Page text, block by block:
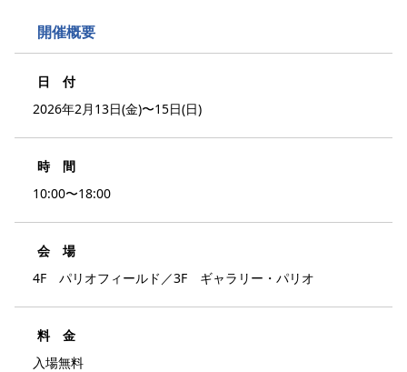
開催概要
日 付
2026年2月13日(金)〜15日(日)
時 間
10:00〜18:00
会 場
4F パリオフィールド／3F ギャラリー・パリオ
料 金
入場無料